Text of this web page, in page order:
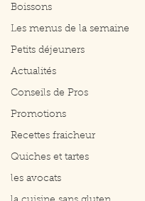
Boissons
Les menus de la semaine
Petits déjeuners
Actualités
Conseils de Pros
Promotions
Recettes fraicheur
Quiches et tartes
les avocats